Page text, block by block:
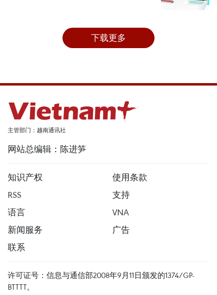
下载更多
主管部门：越南通讯社
网站总编辑：陈进笋
知识产权
使用条款
RSS
支持
语言
VNA
新闻服务
广告
联系
许可证号：信息与通信部2008年9月11日颁发的1374/GP-
BTTTT。